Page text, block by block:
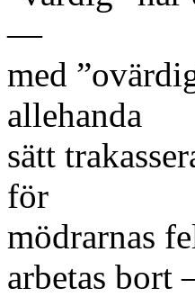
—
med
allehanda
sätt
för
mödrarnas
arbetas bort